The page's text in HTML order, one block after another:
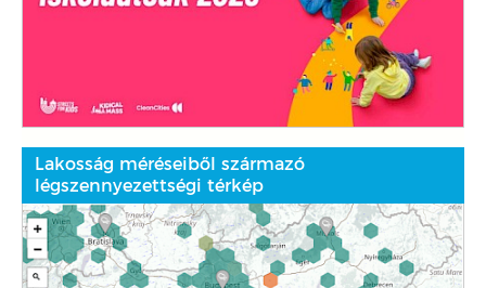
Lakosság méréseiből származó
légszennyezettségi térkép